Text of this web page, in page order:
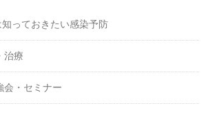
っておきたい感染予防
治療
会・セミナー